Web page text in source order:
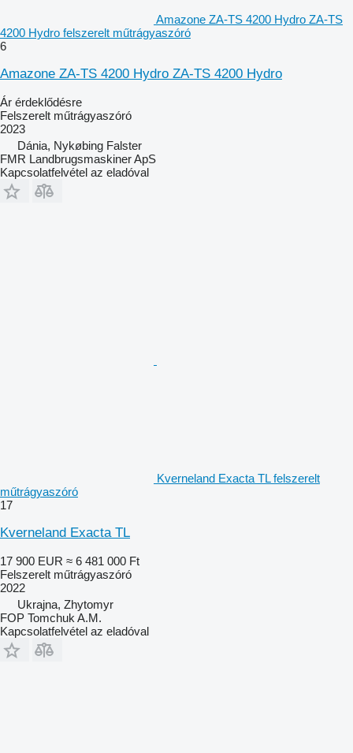
Amazone ZA-TS 4200 Hydro ZA-TS
4200 Hydro felszerelt műtrágyaszóró
6
Amazone ZA-TS 4200 Hydro ZA-TS 4200 Hydro
Ár érdeklődésre
Felszerelt műtrágyaszóró
2023
Dánia, Nykøbing Falster
FMR Landbrugsmaskiner ApS
Kapcsolatfelvétel az eladóval
Kverneland Exacta TL felszerelt
műtrágyaszóró
17
Kverneland Exacta TL
17 900 EUR ≈ 6 481 000 Ft
Felszerelt műtrágyaszóró
2022
Ukrajna, Zhytomyr
FOP Tomchuk A.M.
Kapcsolatfelvétel az eladóval